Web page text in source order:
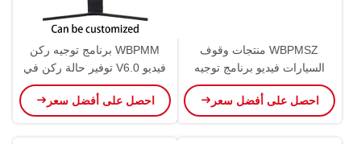
WBPMSZ منتجات وقوف
السيارات فيديو برنامج توجيه
وقوف السيارات نظام VPGS
العثور على سيارتي
احصل على أفضل سعر
WBPMM برنامج توجيه ركن
فيديو V6.0 توفير حالة ركن في
الوقت الحقيقي إحصاءات ركن
السيارات
احصل على أفضل سعر